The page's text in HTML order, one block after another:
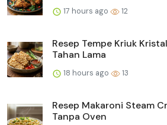
17 hours ago 12
Resep Tempe Kriuk
Tahan Lama
18 hours ago 13
Resep Makaroni Steam
Tanpa Oven